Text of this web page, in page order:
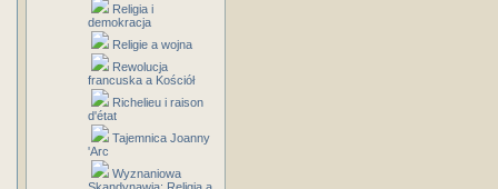
Religia i
demokracja
Religie a wojna
Rewolucja
francuska a Kościół
Richelieu i raison
d'état
Tajemnica Joanny
'Arc
Wyznaniowa